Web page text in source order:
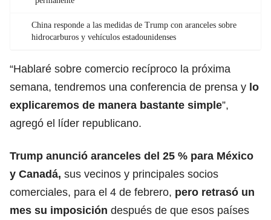
China responde a las medidas de Trump con aranceles sobre
hidrocarburos y vehículos estadounidenses
“Hablaré sobre comercio recíproco la próxima
semana, tendremos una conferencia de prensa y lo
explicaremos de manera bastante simple”,
agregó el líder republicano.
Trump anunció aranceles del 25 % para México
y Canadá, sus vecinos y principales socios
comerciales, para el 4 de febrero, pero retrasó un
mes su imposición después de que esos países